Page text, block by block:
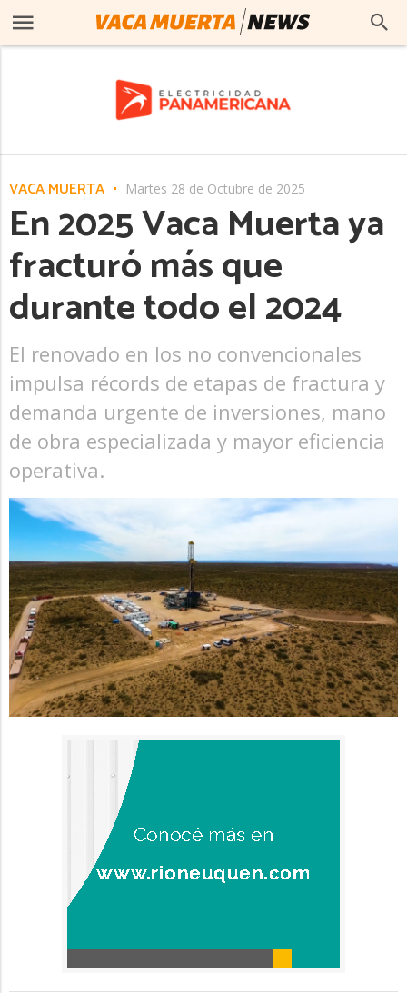
VACA MUERTA Martes 28 de Octubre de 2025
En 2025 Vaca Muerta ya
fracturó más que
durante todo el 2024
El renovado en los no convencionales
impulsa récords de etapas de fractura y
demanda urgente de inversiones, mano
de obra especializada y mayor eficiencia
operativa.